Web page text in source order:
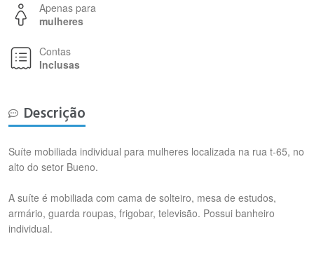
Apenas para
mulheres
Contas
Inclusas
Descrição
Suíte mobiliada individual para mulheres localizada na rua t-65, no
alto do setor Bueno.
A suíte é mobiliada com cama de solteiro, mesa de estudos,
armário, guarda roupas, frigobar, televisão. Possui banheiro
individual.